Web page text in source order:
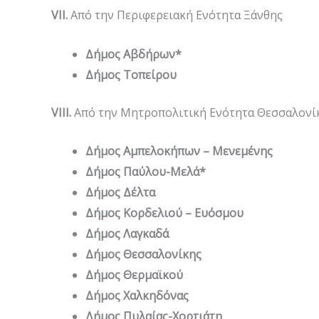
VIΙ.Από την Περιφερειακή Ενότητα Ξάνθης
Δήμος Αβδήρων*
Δήμος Τοπείρου
VIIΙ.Από την Μητροπολιτική Ενότητα
Δήμος Αμπελοκήπων – Μενεμένης
Δήμος Παύλου-Μελά*
Δήμος Δέλτα
Δήμος Κορδελιού – Ευόσμου
Δήμος Λαγκαδά
Δήμος Θεσσαλονίκης
Δήμος Θερμαϊκού
Δήμος Χαλκηδόνας